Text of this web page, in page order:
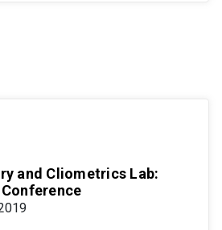
and Cliometrics Lab: